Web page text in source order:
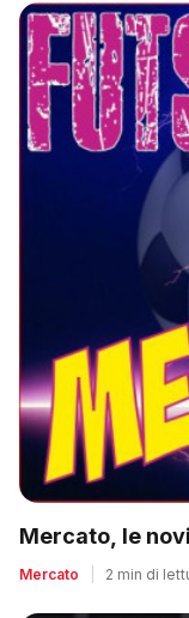
Mercato, le
Mercato 2 min di